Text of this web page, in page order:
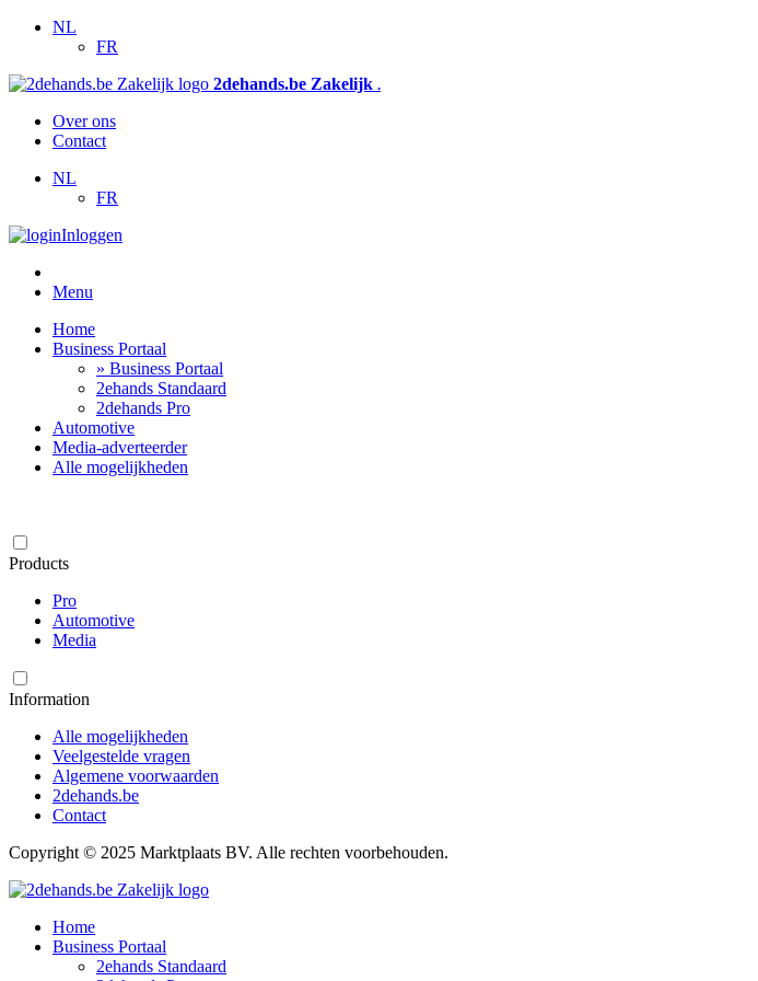
NL
FR
2dehands.be Zakelijk .
Over ons
Contact
NL
FR
Inloggen
Menu
Home
Business Portaal
» Business Portaal
2ehands Standaard
2dehands Pro
Automotive
Media-adverteerder
Alle mogelijkheden
Products
Pro
Automotive
Media
Information
Alle mogelijkheden
Veelgestelde vragen
Algemene voorwaarden
2dehands.be
Contact
Copyright © 2025 Marktplaats BV. Alle rechten voorbehouden.
Home
Business Portaal
2ehands Standaard